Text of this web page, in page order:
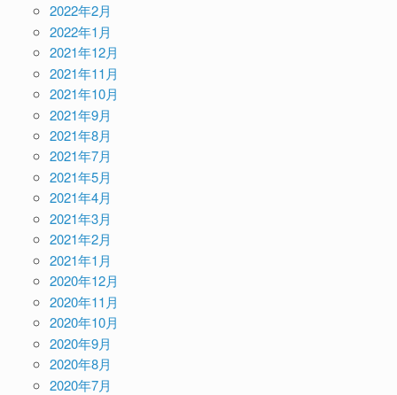
2022年2月
2022年1月
2021年12月
2021年11月
2021年10月
2021年9月
2021年8月
2021年7月
2021年5月
2021年4月
2021年3月
2021年2月
2021年1月
2020年12月
2020年11月
2020年10月
2020年9月
2020年8月
2020年7月